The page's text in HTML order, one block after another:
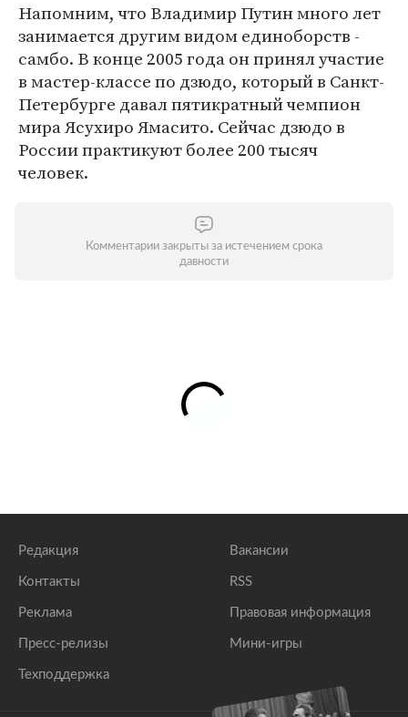
Напомним, что Владимир Путин много лет
занимается другим видом единоборств -
самбо. В конце 2005 года он принял участие
в мастер-классе по дзюдо, который в Санкт-
Петербурге давал пятикратный чемпион
мира Ясухиро Ямасито. Сейчас дзюдо в
России практикуют более 200 тысяч
человек.
Комментарии закрыты за истечением срока
давности
Редакция
Контакты
Реклама
Пресс-релизы
Техподдержка
Вакансии
RSS
Правовая информация
Мини-игры